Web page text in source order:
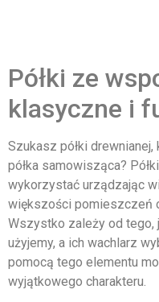
Półki ze
klasyczne i
Szukasz półki
półka samowisząca?
wykorzystać urządzając
większości pomieszczeń
Wszystko zależy od tego,
użyjemy, a ich wachlarz
pomocą tego elementu
wyjątkowego charakteru.